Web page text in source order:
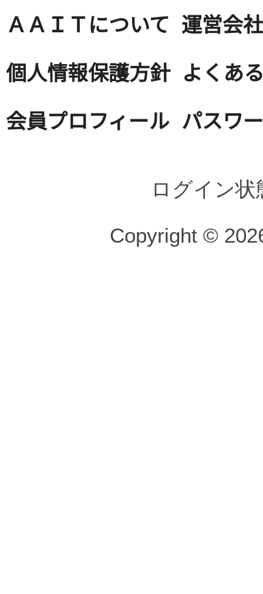
ＡＡＩＴについて 運営会社
個人情報保護方針 よくあ
会員プロフィール パスワ
ログイン
Copyright ©